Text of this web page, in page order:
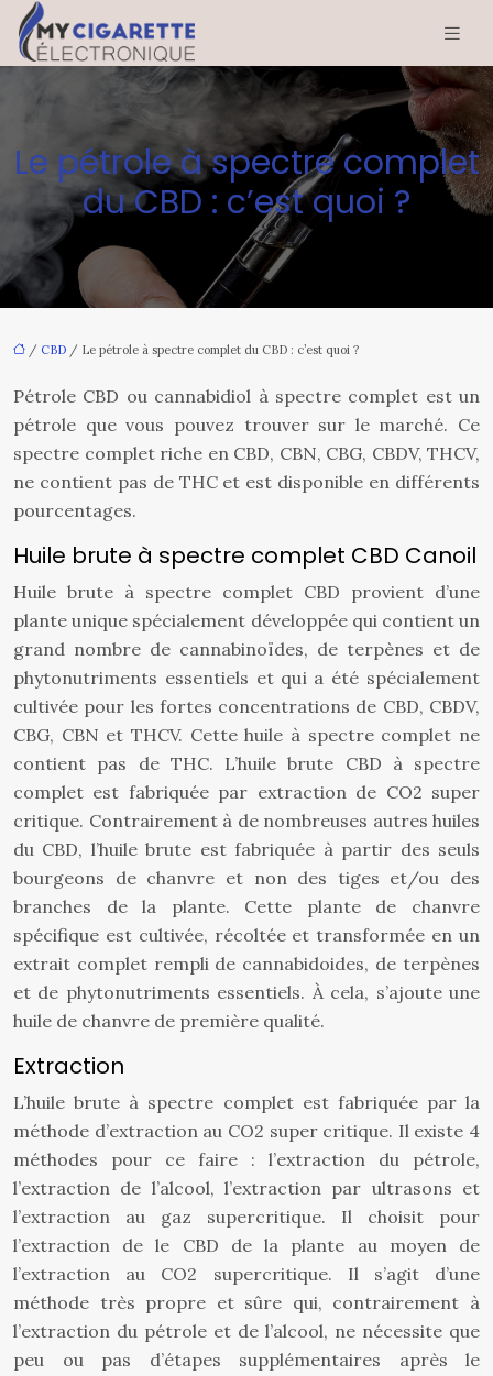
Le pétrole à spectre complet
du CBD : c’est quoi ?
/ CBD / Le pétrole à spectre complet du CBD : c’est quoi ?
Pétrole CBD ou cannabidiol à spectre complet est un
pétrole que vous pouvez trouver sur le marché. Ce
spectre complet riche en CBD, CBN, CBG, CBDV, THCV,
ne contient pas de THC et est disponible en différents
pourcentages.
Huile brute à spectre complet CBD Canoil
Huile brute à spectre complet CBD provient d’une
plante unique spécialement développée qui contient un
grand nombre de cannabinoïdes, de terpènes et de
phytonutriments essentiels et qui a été spécialement
cultivée pour les fortes concentrations de CBD, CBDV,
CBG, CBN et THCV. Cette huile à spectre complet ne
contient pas de THC. L’huile brute CBD à spectre
complet est fabriquée par extraction de CO2 super
critique. Contrairement à de nombreuses autres huiles
du CBD, l’huile brute est fabriquée à partir des seuls
bourgeons de chanvre et non des tiges et/ou des
branches de la plante. Cette plante de chanvre
spécifique est cultivée, récoltée et transformée en un
extrait complet rempli de cannabidoides, de terpènes
et de phytonutriments essentiels. À cela, s’ajoute une
huile de chanvre de première qualité.
Extraction
L’huile brute à spectre complet est fabriquée par la
méthode d’extraction au CO2 super critique. Il existe 4
méthodes pour ce faire : l’extraction du pétrole,
l’extraction de l’alcool, l’extraction par ultrasons et
l’extraction au gaz supercritique. Il choisit pour
l’extraction de le CBD de la plante au moyen de
l’extraction au CO2 supercritique. Il s’agit d’une
méthode très propre et sûre qui, contrairement à
l’extraction du pétrole et de l’alcool, ne nécessite que
peu ou pas d’étapes supplémentaires après le